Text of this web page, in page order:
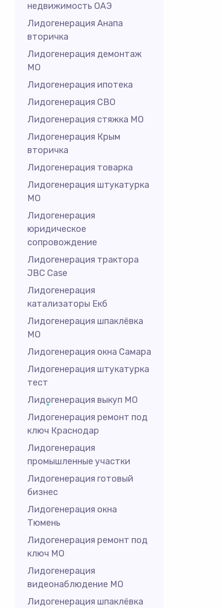
недвижимость ОАЭ
Лидогенерация Анапа
вторичка
Лидогенерация демонтаж
МО
Лидогенерация ипотека
Лидогенерация СВО
Лидогенерация стяжка МО
Лидогенерация Крым
вторичка
Лидогенерация товарка
Лидогенерация штукатурка
МО
Лидогенерация
юридическое
сопровождение
Лидогенерация трактора
JBC Case
Лидогенерация
катализаторы Екб
Лидогенерация шпаклёвка
МО
Лидогенерация окна Самара
Лидогенерация штукатурка
тест
Лидогенерация выкуп МО
Лидогенерация ремонт под
ключ Краснодар
Лидогенерация
промышленные участки
Лидогенерация готовый
бизнес
Лидогенерация окна
Тюмень
Лидогенерация ремонт под
ключ МО
Лидогенерация
видеонаблюдение МО
Лидогенерация шпаклёвка